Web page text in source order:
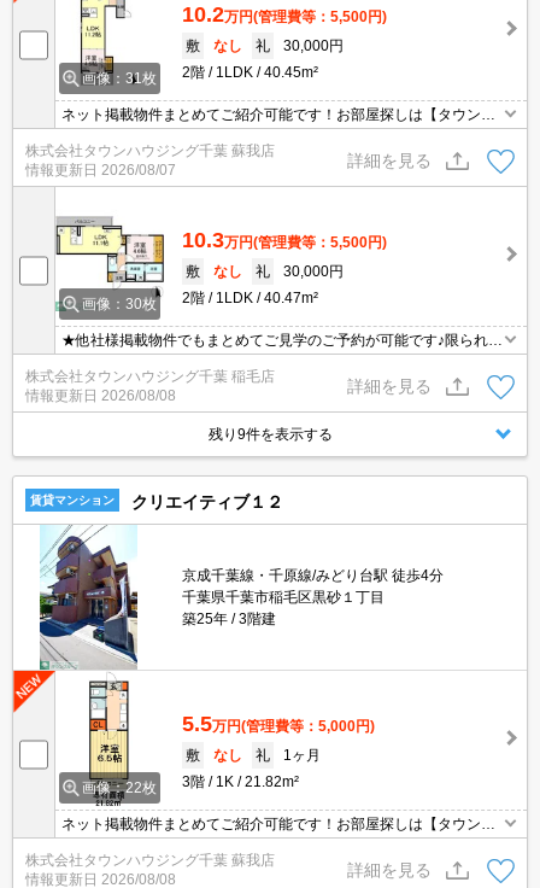
画像：31枚
10.2万円(管理費等：5,500円)
敷
なし 礼
30,000円
2階
1LDK 40.45m²
ネット掲載物件まとめてご紹介可能です！お部屋探しは【タウンハ
ウジング】にお任せください！※オンライン内見・現地待ち合わせ
は事前にご相談ください。
株式会社タウンハウジング千葉 蘇我店
情報更新日 2026/08/07
詳細を見る
画像：30枚
10.3万円(管理費等：5,500円)
敷
なし 礼
30,000円
2階
1LDK 40.47m²
★他社様掲載物件でもまとめてご見学のご予約が可能です♪限られた
お時間の中で効率よくお部屋探しができるようにお手伝いさせてい
ただきます！お気軽にお問合せ下さい♪
株式会社タウンハウジング千葉 稲毛店
情報更新日 2026/08/08
詳細を見る
残り9件を表示する
賃貸マンション クリエイティブ１２
京成千葉線・千原線/みどり台駅 徒歩4分
千葉県千葉市稲毛区黒砂１丁目
築25年
3階建
画像：22枚
5.5万円(管理費等：5,000円)
敷
なし 礼
1ヶ月
3階
1K 21.82m²
ネット掲載物件まとめてご紹介可能です！お部屋探しは【タウンハ
ウジング】にお任せください！※オンライン内見・現地待ち合わせ
は事前にご相談ください。
株式会社タウンハウジング千葉 蘇我店
情報更新日 2026/08/08
詳細を見る